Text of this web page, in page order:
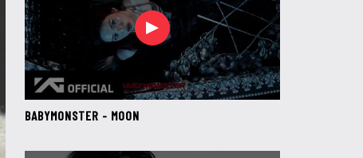
BABYMONSTER - MOON